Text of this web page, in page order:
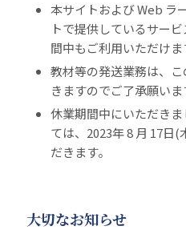
本サイトおよび Web ラ
トで提供しているサー
間中もご利用いただけま
教材等の発送業務は、
きますのでご了承願いま
休業期間中にいただき
ては、2023年 8 月 17日
だきます。
大切なお知らせ